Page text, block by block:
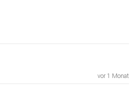
vor 1 Monat